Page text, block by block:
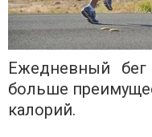
Ежедневный бег
больше
калорий.